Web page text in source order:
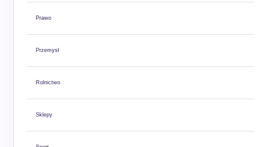
Prawo
Przemysł
Rolnictwo
Sklepy